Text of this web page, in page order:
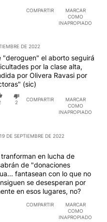
Quizás
complejos... de manual, se
que vas a ser más feliz.
COMPARTIR
MARCAR
COMO
INAPROPIADO
DE 2022
"deroguen" el aborto seguirá
por la clase alta,
por Olivera Ravasi por
(sic)
2
COMPARTIR
MARCAR
COMO
INAPROPIADO
19 DE SEPTIEMBRE DE 2022
en lucha de
de "donaciones
fantasean con lo que no
se desesperan por
en esos lugares, no?
COMPARTIR
MARCAR
COMO
INAPROPIADO